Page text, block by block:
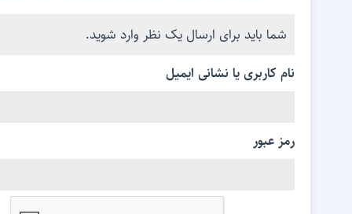
شما باید برای ارسال یک نظر وارد شوید.
نام کاربری یا نشانی ایمیل
رمز عبور